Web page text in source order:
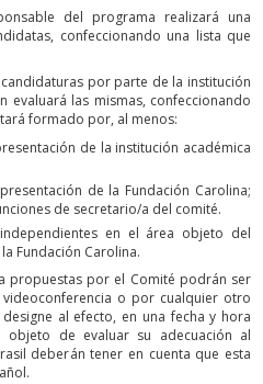
del programa realizará una
confeccionando una lista que
por parte de la institución
evaluará las mismas, confeccionando
formado por, al menos:
de la institución académica
de la Fundación Carolina;
de secretario/a del comité.
en el área objeto del
Fundación Carolina.
propuestas por el Comité podrán ser
o por cualquier otro
al efecto, en una fecha y hora
objeto de evaluar su adecuación al
deberán tener en cuenta que esta